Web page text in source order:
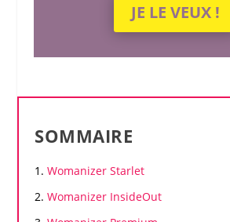
JE LE VEUX !
SOMMAIRE
Womanizer Starlet
Womanizer InsideOut